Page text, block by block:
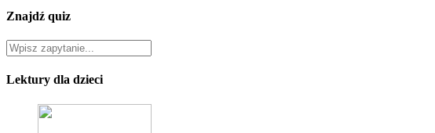
Znajdź quiz
Lektury dla dzieci